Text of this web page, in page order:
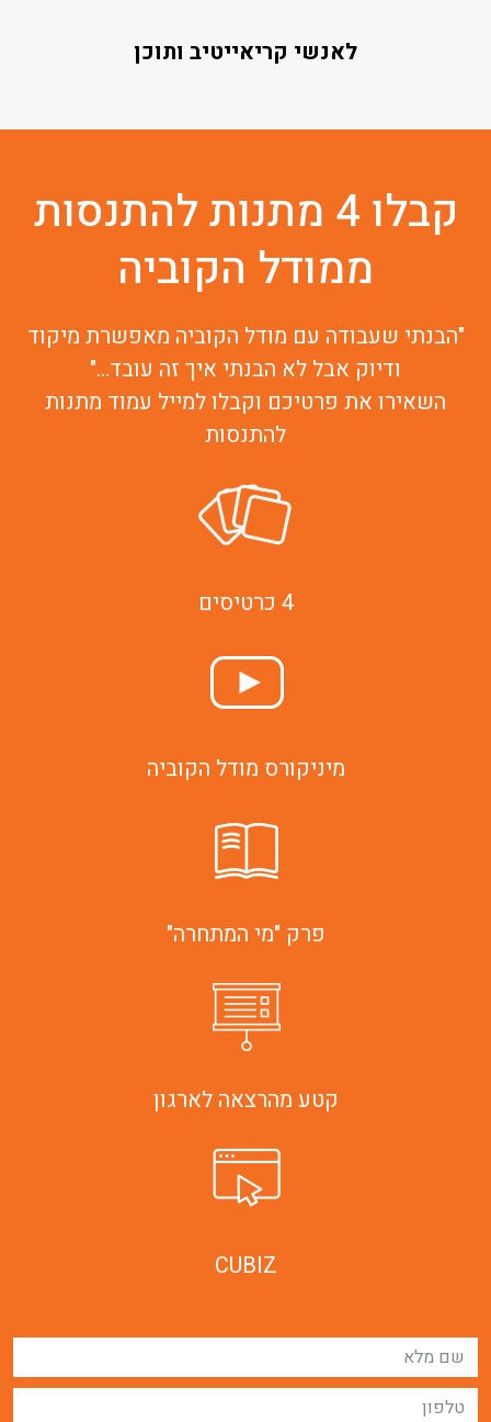
לאנשי קריאייטיב ותוכן
קבלו 4 מתנות להתנסות
ממודל הקוביה
"הבנתי שעבודה עם מודל הקוביה מאפשרת מיקוד
ודיוק אבל לא הבנתי איך זה עובד..."
השאירו את פרטיכם וקבלו למייל עמוד מתנות
להתנסות
4 כרטיסים
מיניקורס מודל הקוביה
פרק "מי המתחרה"
קטע מהרצאה לארגון
CUBIZ